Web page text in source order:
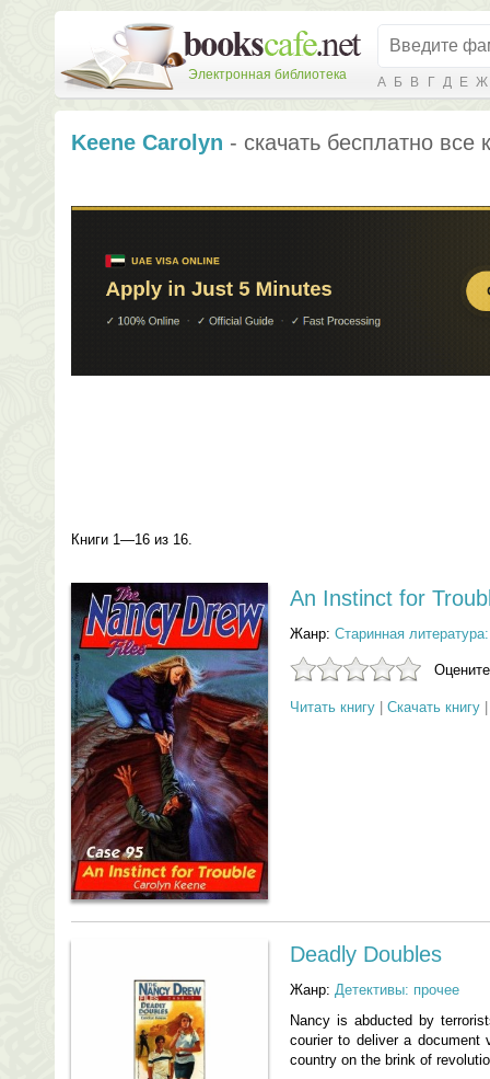
Электронная библиотека А Б В Г Д Е Ж
Keene Carolyn - скачать бесплатно все
Книги 1—16 из 16.
An Instinct for
Жанр: Старинная
Читать книгу Скачать книгу
Deadly Doubles
Жанр: Детективы: прочее
Nancy is abducted by
courier to deliver a document
country on the brink of